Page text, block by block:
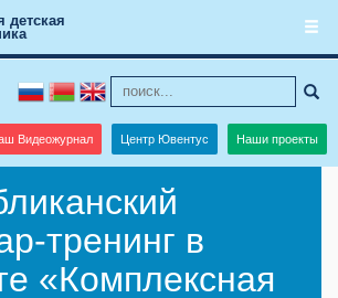
Видеожурнал Центр Ювентус Наши проекты
детская
тренинг в
«Комплексная